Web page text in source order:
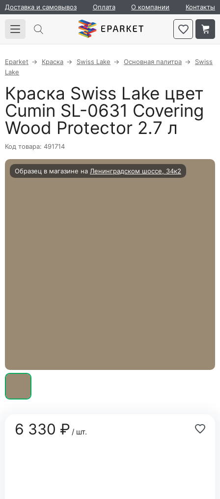
Доставка и самовывоз Оплата О компании Контакты
Eparket Краска Swiss Lake Основная палитра
Swiss
Lake
Краска Swiss Lake цвет
Cumin SL-0631 Covering
Wood Protector 2.7 л
Код товара: 491714
Образец в магазине на Ленинградском шоссе, 34к2
6 330 ₽/ шт.